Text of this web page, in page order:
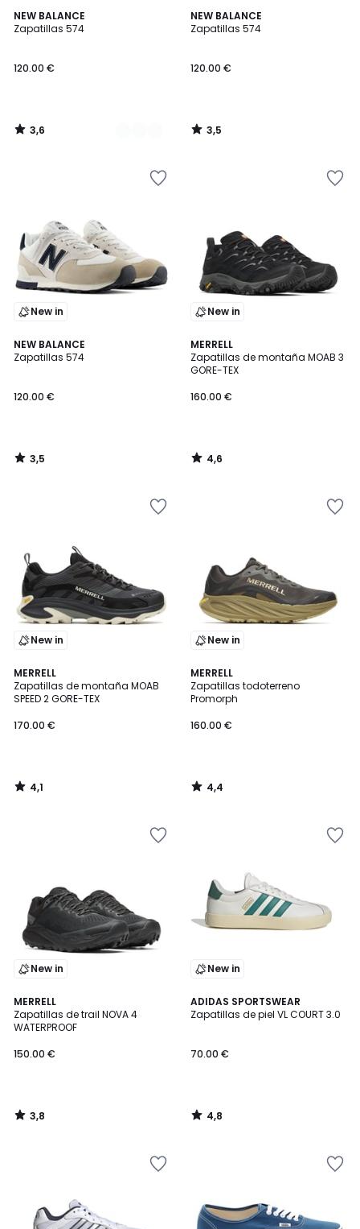
NEW BALANCE
Zapatillas 574
120.00 €
3,6
/ 5
2
Colores
3,6
/
NEW BALANCE
Zapatillas 574
120.00 €
3,5
/ 5
3,5
/
New in
NEW BALANCE
Zapatillas 574
120.00 €
3,5
/ 5
3,5
/
New in
MERRELL
Zapatillas de montaña MOAB 3
GORE-TEX
160.00 €
4,6
/ 5
4,6
/
New in
MERRELL
Zapatillas de montaña MOAB
SPEED 2 GORE-TEX
170.00 €
4,1
/ 5
4,1
/
New in
MERRELL
Zapatillas todoterreno
Promorph
160.00 €
4,4
/ 5
4,4
/
New in
MERRELL
Zapatillas de trail NOVA 4
WATERPROOF
150.00 €
3,8
/ 5
3,8
/
New in
ADIDAS SPORTSWEAR
Zapatillas de piel VL COURT 3.0
70.00 €
4,8
/ 5
4,8
/